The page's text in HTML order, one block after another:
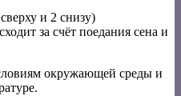
и 2 снизу)
за счёт поедания сена и
окружающей среды и